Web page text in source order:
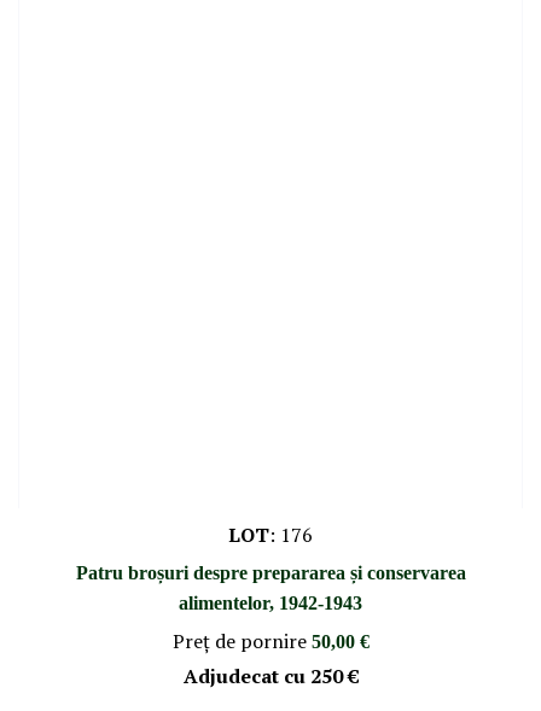
LOT: 176
Patru broșuri despre prepararea și conservarea
alimentelor, 1942-1943
Preţ de pornire 50,00 €
Adjudecat cu 250 €